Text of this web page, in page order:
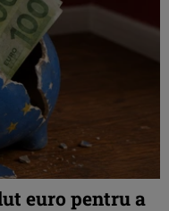
euro pentru a